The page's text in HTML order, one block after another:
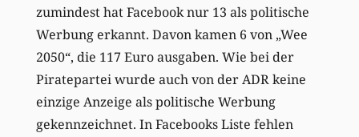
zumindest hat Facebook nur 13 als politische
Werbung erkannt. Davon kamen 6 von „Wee
2050“, die 117 Euro ausgaben. Wie bei der
Piratepartei wurde auch von der ADR keine
einzige Anzeige als politische Werbung
gekennzeichnet. In Facebooks Liste fehlen